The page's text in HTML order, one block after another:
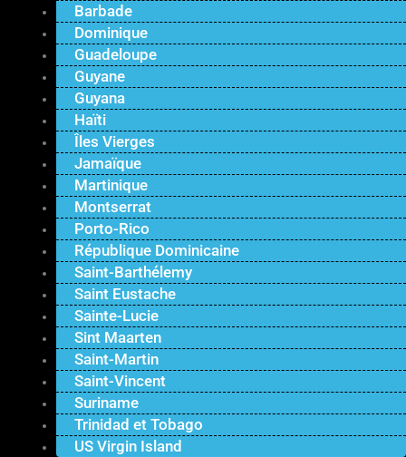
Barbade
Dominique
Guadeloupe
Guyane
Guyana
Haïti
Îles Vierges
Jamaïque
Martinique
Montserrat
Porto-Rico
République Dominicaine
Saint-Barthélemy
Saint Eustache
Sainte-Lucie
Sint Maarten
Saint-Martin
Saint-Vincent
Suriname
Trinidad et Tobago
US Virgin Island